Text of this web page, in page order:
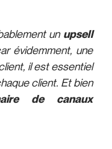
un upsell
évidemment, une
il est essentiel
client. Et bien
de canaux